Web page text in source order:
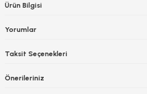
Ürün Bilgisi
Yorumlar
Taksit Seçenekleri
Önerileriniz